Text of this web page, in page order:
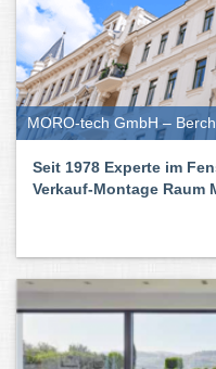
MORO-tech GmbH –
Seit 1978 Experte im
Verkauf-Montage Raum